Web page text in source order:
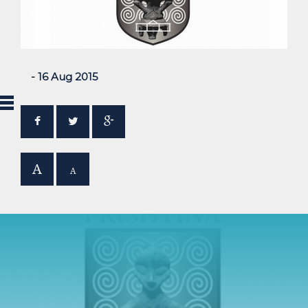
- 16 Aug 2015
A A